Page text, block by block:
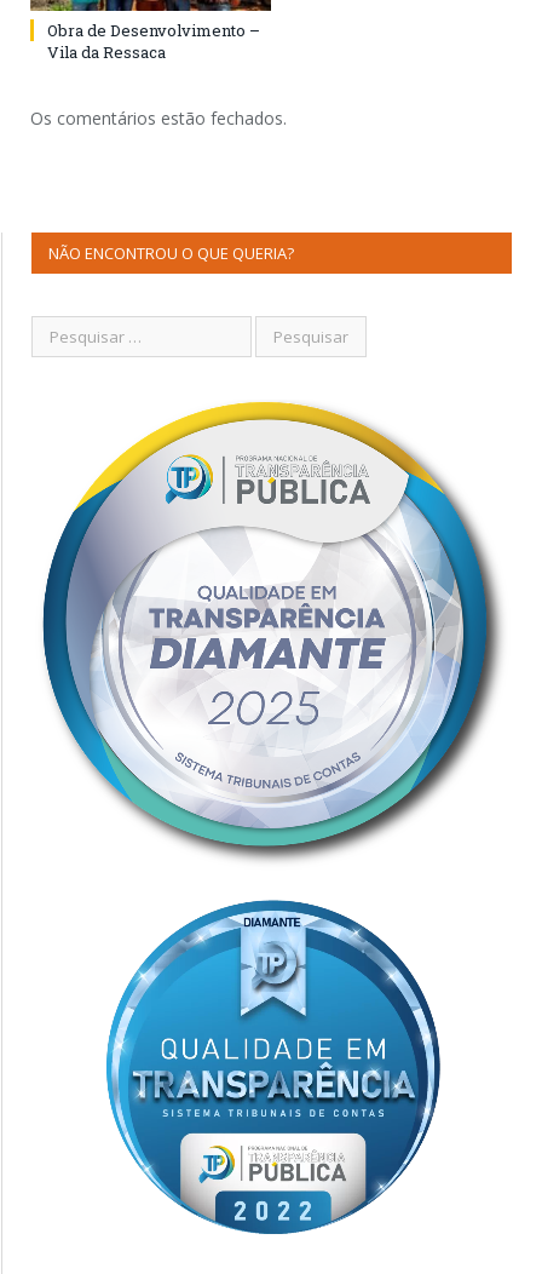
Obra de Desenvolvimento –
Vila da Ressaca
Os comentários estão fechados.
NÃO ENCONTROU O QUE QUERIA?